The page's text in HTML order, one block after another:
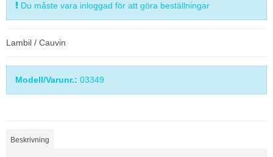
Du måste vara inloggad för att göra beställningar
Lambil / Cauvin
Modell/Varunr.: 03349
Beskrivning